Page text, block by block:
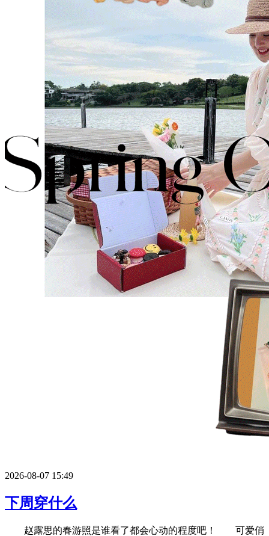
2026-08-07 15:49
下周穿什么
赵露思的春游照是谁看了都会心动的程度吧！ 可爱俏